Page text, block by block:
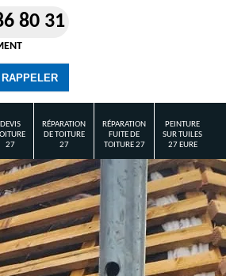
80 31
DEVIS
27
RÉPARATION
DE TOITURE
27
RÉPARATION
FUITE DE
TOITURE 27
PEINTURE
SUR TUILES
27 EURE